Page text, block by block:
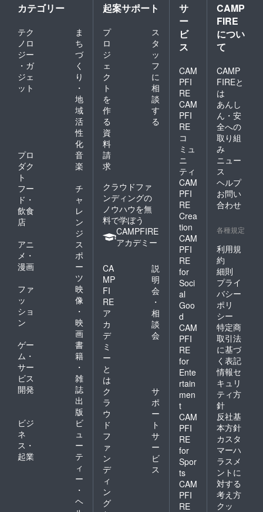
カテゴリー
テク
ノロ
ジー
・ガ
ジェ
ット
ま
ち
づ
く
り
・
地
域
活
性
化
プロ
ダク
ト
音
楽
フー
ド・
飲食
店
チ
ャ
レ
ン
ジ
アニ
メ・
漫画
ス
ポ
ー
ツ
ファ
ッ
ショ
ン
映
像
・
映
画
ゲー
ム・
サー
ビス
開発
書
籍
・
雑
誌
出
版
ビジ
ネ
ス・
起業
ビ
ュ
ー
テ
ィ
ー
・
ヘ
起案サポート
プ
ロ
ジ
ェ
ク
ト
を
作
る
ス
タ
ッ
フ
に
相
談
す
る
資
料
請
求
クラウドファ
ンディングの
ノウハウを無
料で学ぼう
CAMPFIRE
アカデミー
CA
MP
FI
RE
ア
カ
デ
ミ
ー
と
は
説
明
会
・
相
談
会
ク
ラ
ウ
ド
フ
ァ
ン
デ
ィ
ン
グ
サ
ポ
ー
ト
サ
ー
ビ
ス
サ
ー
ビ
ス
CAM
PFI
RE
CAM
PFI
RE
コ
ミュ
ニ
ティ
CAM
PFI
RE
Crea
tion
CAM
PFI
RE
for
Soci
al
Goo
d
CAM
PFI
RE
for
Ente
rtain
men
t
CAM
PFI
RE
for
Spor
ts
CAM
PFI
RE
CAMP
FIRE
につい
て
CAMP
FIREと
は
あんし
ん・安
全への
取り組
み
ニュー
ス
ヘルプ
お問い
合わせ
各種規定
利用規
約
細則
プライ
バシー
ポリ
シー
特定商
取引法
に基づ
く表記
情報セ
キュリ
ティ方
針
反社基
本方針
カスタ
マーハ
ラスメ
ントに
対する
考え方
クッ